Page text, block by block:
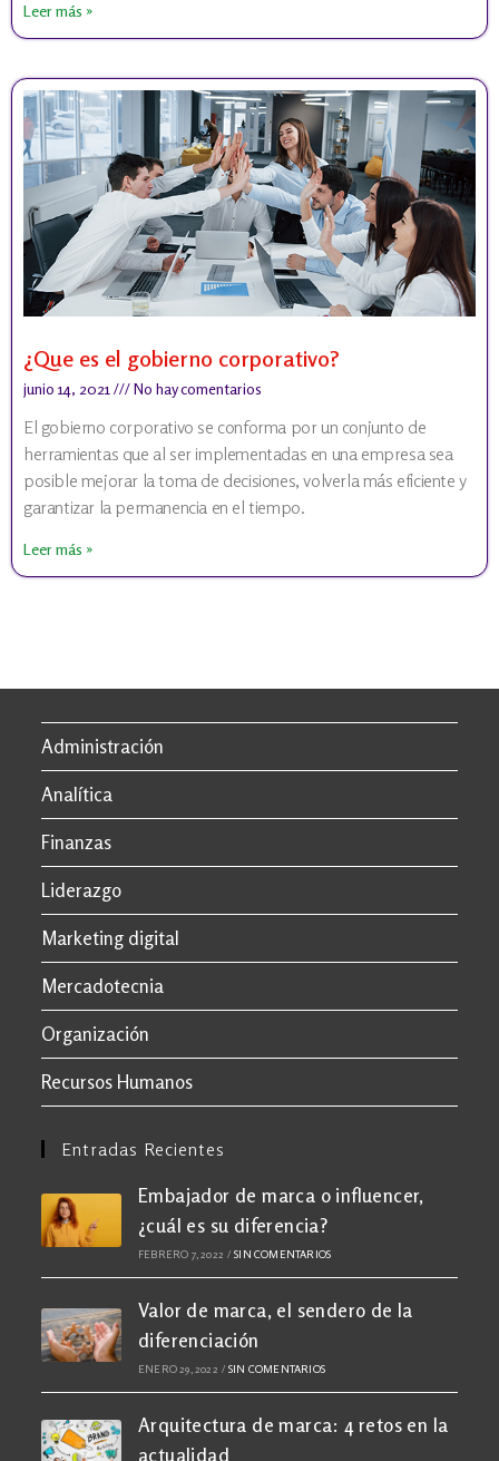
Leer más »
¿Que es el gobierno corporativo?
junio 14, 2021 No hay comentarios
El gobierno corporativo se conforma por un conjunto de
herramientas que al ser implementadas en una empresa sea
posible mejorar la toma de decisiones, volverla más eficiente y
garantizar la permanencia en el tiempo.
Leer más »
Administración
Analítica
Finanzas
Liderazgo
Marketing digital
Mercadotecnia
Organización
Recursos Humanos
Entradas Recientes
Embajador de marca o influencer,
¿cuál es su diferencia?
FEBRERO 7, 2022 / SIN COMENTARIOS
Valor de marca, el sendero de la
diferenciación
ENERO 29, 2022 / SIN COMENTARIOS
Arquitectura de marca: 4 retos en la
actualidad